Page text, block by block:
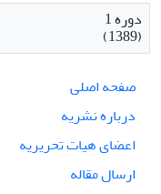
دوره 1
(1389)
صفحه اصلی
درباره نشریه
اعضای هیات تحریریه
ارسال مقاله